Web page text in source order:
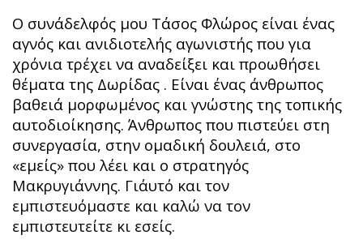
Ο συνάδελφός μου Τάσος Φλώρος είναι ένας
αγνός και ανιδιοτελής αγωνιστής που για
χρόνια τρέχει να αναδείξει και προωθήσει
θέματα της Δωρίδας . Είναι ένας άνθρωπος
βαθειά μορφωμένος και γνώστης της τοπικής
αυτοδιοίκησης. Άνθρωπος που πιστεύει στη
συνεργασία, στην ομαδική δουλειά, στο
«εμείς» που λέει και ο στρατηγός
Μακρυγιάννης. Γι΄αυτό και τον
εμπιστευόμαστε και καλώ να τον
εμπιστευτείτε κι εσείς.